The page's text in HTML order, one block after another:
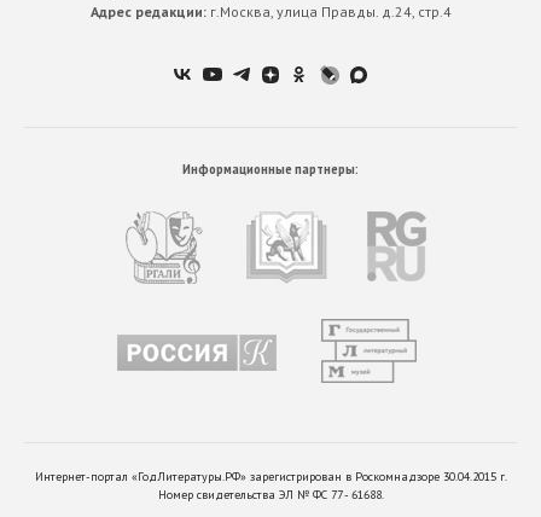
Адрес редакции:г.Москва, улица Правды. д.24, стр.4
Информационные партнеры:
Интернет-портал «ГодЛитературы.РФ» зарегистрирован в Роскомнадзоре 30.04.2015 г.
Номер свидетельства ЭЛ № ФС 77 - 61688.